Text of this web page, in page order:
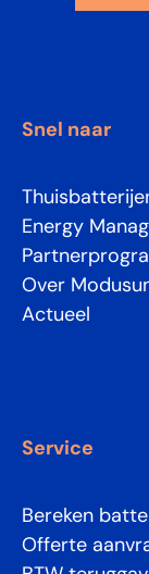
Snel naar
Energy
Over
Actueel
Service
Bereken
Offerte